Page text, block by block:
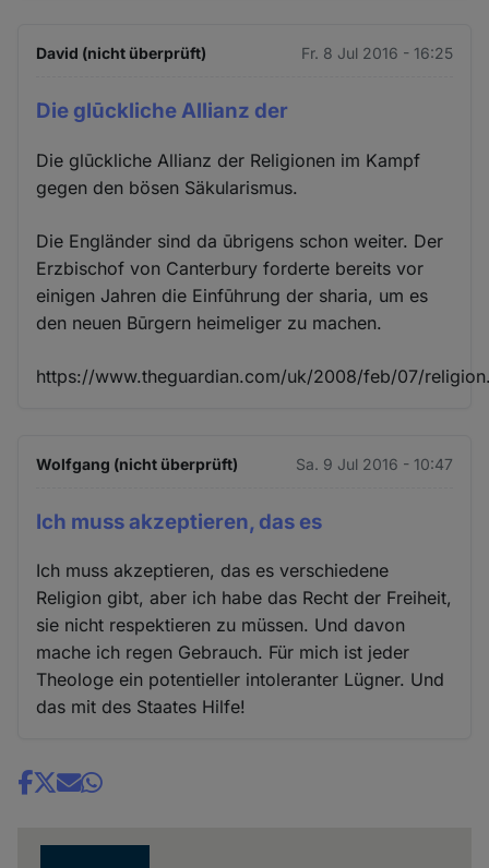
David (nicht überprüft) Fr. 8 Jul 2016 - 16:25
Die glūckliche Allianz der
Die glūckliche Allianz der Religionen im Kampf
gegen den bösen Säkularismus.
Die Engländer sind da ūbrigens schon weiter. Der
Erzbischof von Canterbury forderte bereits vor
einigen Jahren die Einfūhrung der sharia, um es
den neuen Būrgern heimeliger zu machen.
https://www.theguardian.com/uk/2008/feb/07/
Wolfgang (nicht überprüft) Sa. 9 Jul 2016 - 10:47
Ich muss akzeptieren, das es
Ich muss akzeptieren, das es verschiedene
Religion gibt, aber ich habe das Recht der Freiheit,
sie nicht respektieren zu müssen. Und davon
mache ich regen Gebrauch. Für mich ist jeder
Theologe ein potentieller intoleranter Lügner. Und
das mit des Staates Hilfe!
Share